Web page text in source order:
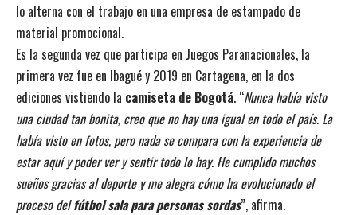
lo alterna con el trabajo en una empresa de estampado de
material promocional.
Es la segunda vez que participa en Juegos Paranacionales, la
primera vez fue en Ibagué y 2019 en Cartagena, en la dos
ediciones vistiendo la camiseta de Bogotá. “Nunca había visto
una ciudad tan bonita, creo que no hay una igual en todo el país. La
había visto en fotos, pero nada se compara con la experiencia de
estar aquí y poder ver y sentir todo lo hay. He cumplido muchos
sueños gracias al deporte y me alegra cómo ha evolucionado el
proceso delfútbol sala para personas sordas”, afirma.